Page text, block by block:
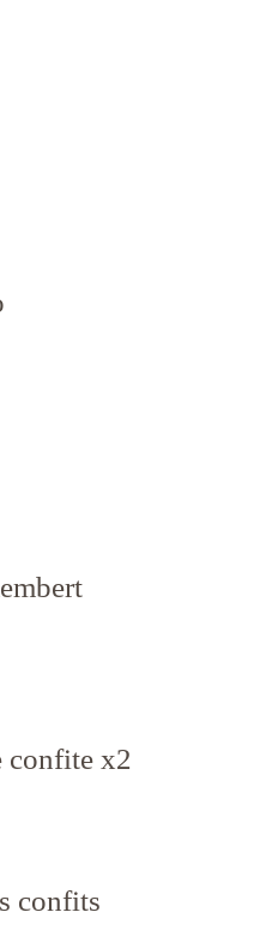
confite x2
confits